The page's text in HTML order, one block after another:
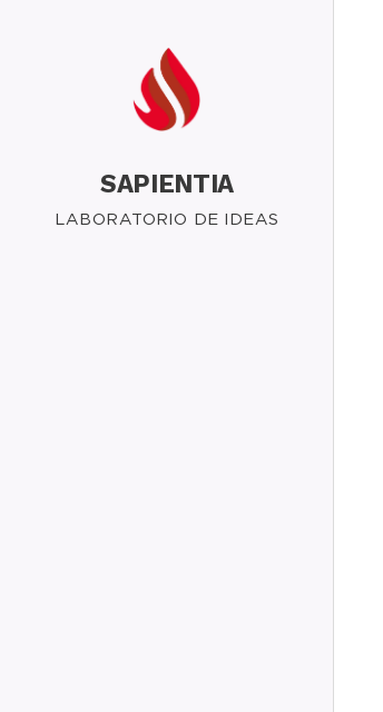
SAPIENTIA
LABORATORIO DE IDEAS